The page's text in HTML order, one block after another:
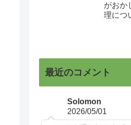
がおか
理につ
最近のコメント
Solomon
2026/05/01